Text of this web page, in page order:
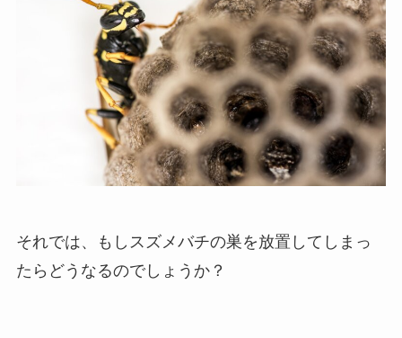
それでは、もしスズメバチの巣を放置してしまっ
たらどうなるのでしょうか？